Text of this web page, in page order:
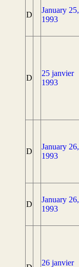
D
January 25,
1993
D
25 janvier
1993
D
January 26,
1993
D
January 26,
1993
26 janvier